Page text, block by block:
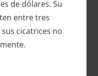
de dólares. Su
entre tres
cicatrices no